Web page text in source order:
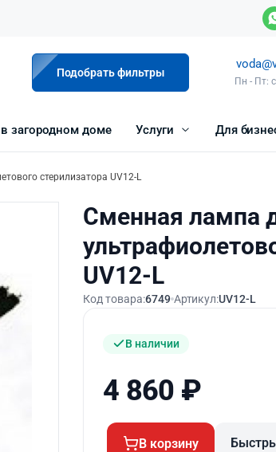
Подобрать фильтры
Пн - Пт:
загородном доме Услуги Для
стерилизатора UV12-L
Сменная лампа
UV12-L
Код товара:6749 Артикул:UV12-L
В наличии
4 860 ₽
В корзину